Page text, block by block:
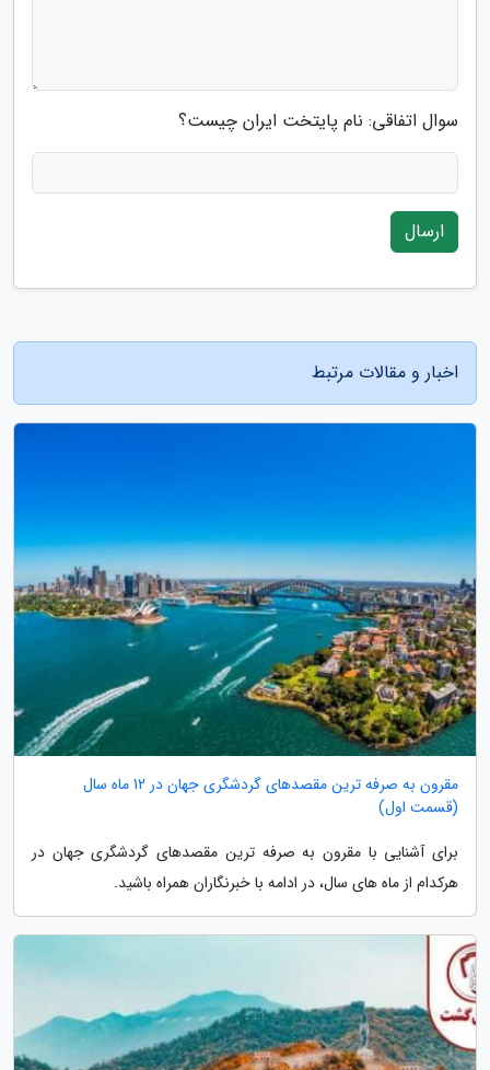
سوال اتفاقی: نام پایتخت ایران چیست؟
ارسال
اخبار و مقالات مرتبط
مقرون به صرفه ترین مقصدهای گردشگری جهان در 12 ماه سال
(قسمت اول)
برای آشنایی با مقرون به صرفه ترین مقصدهای گردشگری جهان در
هرکدام از ماه های سال، در ادامه با خبرنگاران همراه باشید.